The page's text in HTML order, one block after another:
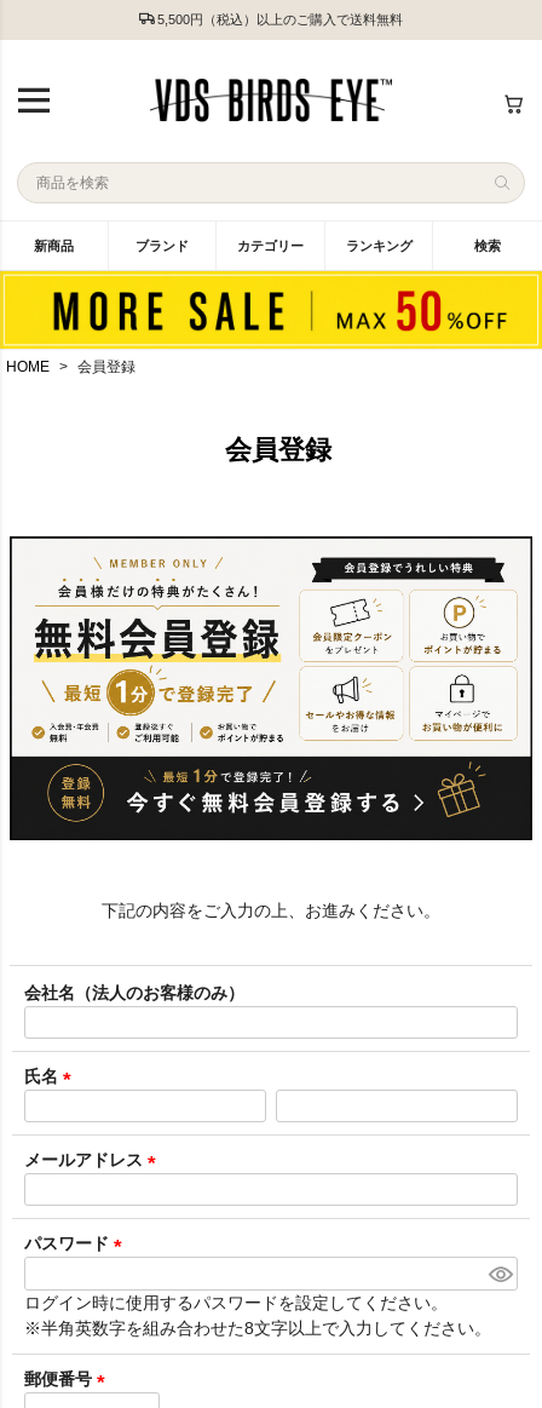
5,500円（税込）以上のご購入で送料無料
新商品 ブランド カテゴリー ランキング 検索
HOME 会員登録
会員登録
下記の内容をご入力の上、お進みください。
会社名（法人のお客様のみ）
氏名
必
須
メールアドレス
必
パスワード
必
須
)
ログイン時に使用するパスワードを設定してください。
※半角英数字を組み合わせた8文字以上で入力してください。
郵便番号